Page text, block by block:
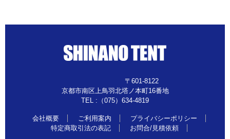
〒601-8122
京都市南区上鳥羽北塔ノ本町16番地
TEL :（075）634-4819
会社概要 ご利用案内
プライバシーポリシー
特定商取引法の表記
お問合/見積依頼